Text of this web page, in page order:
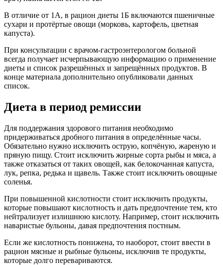
В отличие от 1А, в рацион диеты 1Б включаются пшеничные
сухари и протёртые овощи (морковь, картофель, цветная
капуста).
При консультации с врачом-гастроэнтерологом больной
всегда получает исчерпывающую информацию о применение
диеты и список разрешённых и запрещённых продуктов. В
конце материала дополнительно опубликовали данных
список.
Диета в период ремиссии
Для поддержания здорового питания необходимо
придерживаться дробного питания в определённые часы.
Обязательно нужно исключить острую, копчёную, жареную и
пряную пищу. Стоит исключить жирные сорта рыбы и мяса, а
также отказаться от таких овощей, как белокочанная капуста,
лук, репка, редька и щавель. Также стоит исключить овощные
соленья.
При повышенной кислотности стоит исключить продукты,
которые повышают кислотность и дать предпочтение тем, кто
нейтрализует излишнюю кислоту. Например, стоит исключить
наваристые бульоны, давая предпочтения постным.
Если же кислотность понижена, то наоборот, стоит ввести в
рацион мясные и рыбные бульоны, исключив те продукты,
которые долго перевариваются.